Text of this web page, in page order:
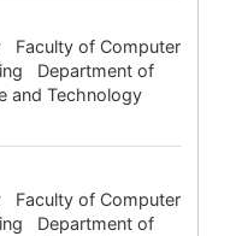
Faculty of Computer
Department of
and Technology
Faculty of Computer
Department of